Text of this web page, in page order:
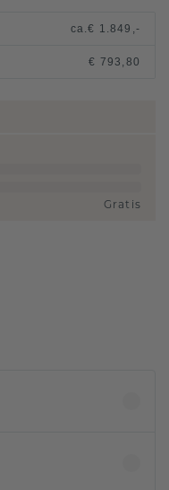
ca.€ 1.849,-
€ 793,80
Gratis